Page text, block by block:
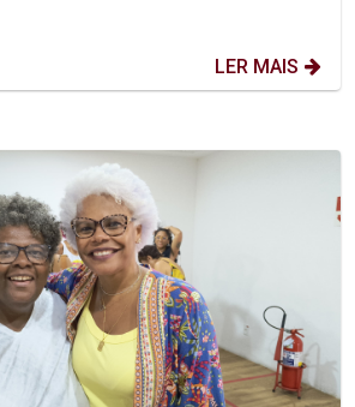
LER MAIS